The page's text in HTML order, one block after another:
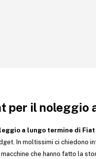
per il noleggio
a lungo termine di Fiat
In moltissimi ci chiedono
che hanno fatto la